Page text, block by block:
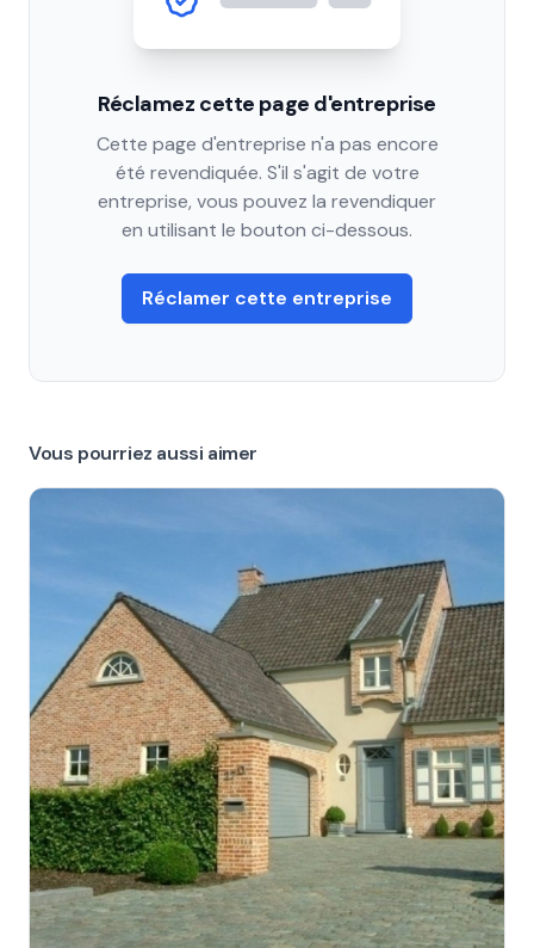
Réclamez cette page d'entreprise
Cette page d'entreprise n'a pas encore
été revendiquée. S'il s'agit de votre
entreprise, vous pouvez la revendiquer
en utilisant le bouton ci-dessous.
Réclamer cette entreprise
Vous pourriez aussi aimer